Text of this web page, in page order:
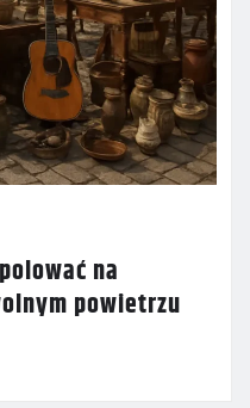
na
powietrzu